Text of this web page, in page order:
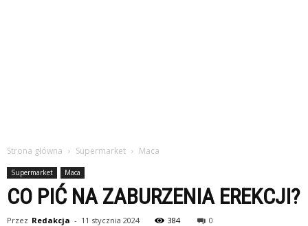
Strona główna Supermarket Maca
Supermarket Maca
CO PIĆ NA ZABURZENIA EREKCJI?
Przez Redakcja - 11 stycznia 2024 384 0